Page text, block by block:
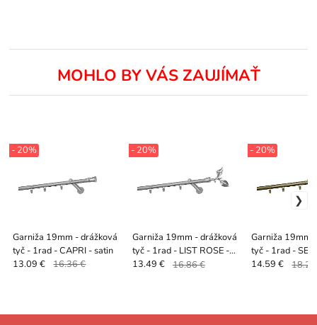
MOHLO BY VÁS ZAUJÍMAŤ
Garniža 19mm - drážková
tyč - 1rad - CAPRI - satin
- 20%
13.09 € 16.36 €
Garniža 19mm - drážková
tyč - 1rad - LIST ROSE -
satin
- 20%
13.49 € 16.86 €
Garniža 19mm
tyč - 1rad -
- 20%
14.59 €